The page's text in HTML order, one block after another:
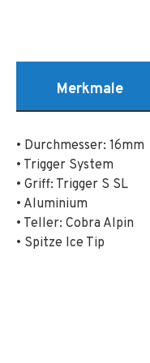
Merkmale
• Durchmesser: 16mm
• Trigger System
• Griff: Trigger S SL
• Aluminium
• Teller: Cobra Alpin
• Spitze Ice Tip